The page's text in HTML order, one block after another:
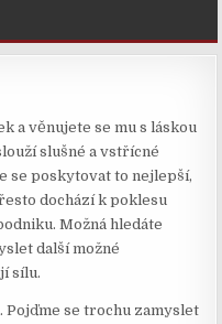
a věnujete se mu s láskou
slušné a vstřícné
se poskytovat to nejlepší,
dochází k poklesu
Možná hledáte
další možné
sílu.
Pojďme se trochu zamyslet